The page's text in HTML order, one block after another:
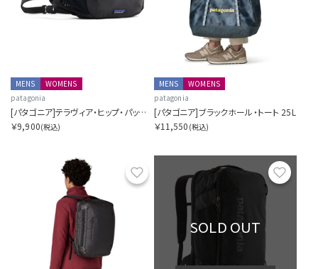
MENS
WOMENS
patagonia
[パタゴニア]テラヴィア・ヒップ・パック 4L
￥9,900(税込)
MENS
WOMENS
patagonia
[パタゴニア]ブラックホール・トート 25L
￥11,550 (税込)
お気に入り
SOLD OUT